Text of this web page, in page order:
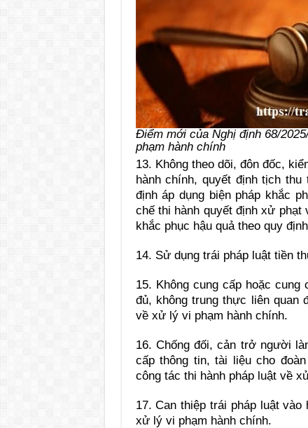
Điểm mới của Nghị định 68/
phạm hành chính
13. Không theo dõi, đôn đốc,
hành chính, quyết định tịch
định áp dụng biện pháp khắc
chế thi hành quyết định xử phạt
khắc phục hậu quả theo quy
14. Sử dụng trái pháp luật tiền
15. Không cung cấp hoặc cung
đủ, không trung thực liên quan
về xử lý vi phạm hành chính.
16. Chống đối, cản trở người
cấp thông tin, tài liệu cho
công tác thi hành pháp luật về
17. Can thiệp trái pháp luật vào
xử lý vi phạm hành chính.